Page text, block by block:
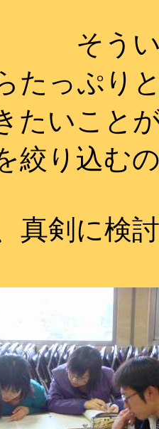
そう
たっぷり
たいこと
絞り込む
真剣に検